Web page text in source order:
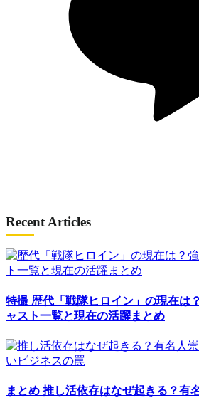
Recent Articles
特撮 歴代「戦隊ヒロイン」の現在は
ャスト一覧と現在の活躍まとめ
まとめ 推し活依存はなぜ起きる？有